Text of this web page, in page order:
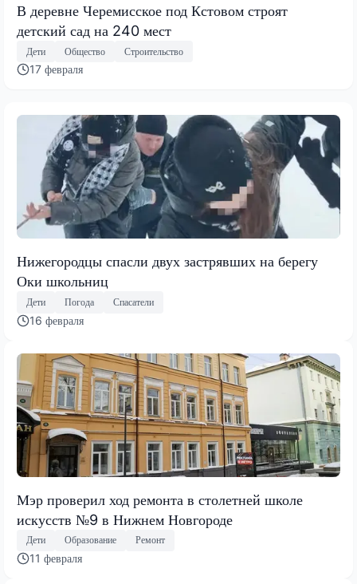
В деревне Черемисское под Кстовом строят
детский сад на 240 мест
Дети Общество Строительство
17 февраля
Нижегородцы спасли двух застрявших на берегу
Оки школьниц
Дети Погода Спасатели
16 февраля
Мэр проверил ход ремонта в столетней школе
искусств №9 в Нижнем Новгороде
Дети Образование Ремонт
11 февраля